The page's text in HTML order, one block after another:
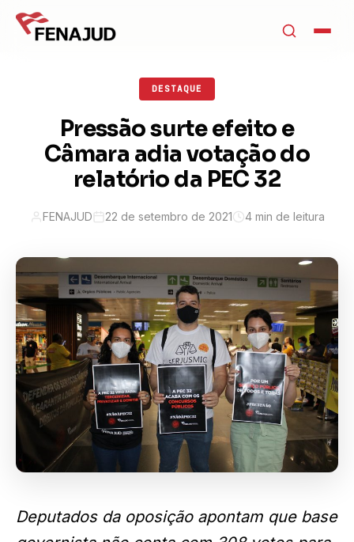
DESTAQUE
Pressão surte efeito e
Câmara adia votação do
relatório da PEC 32
FENAJUD 22 de setembro de 2021 4 min de leitura
Deputados da oposição apontam que base